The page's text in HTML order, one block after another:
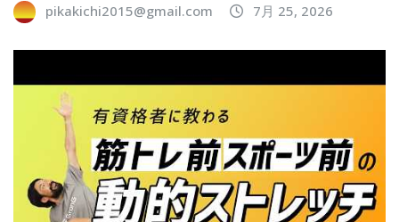
pikakichi2015@gmail.com 7月 25, 2026